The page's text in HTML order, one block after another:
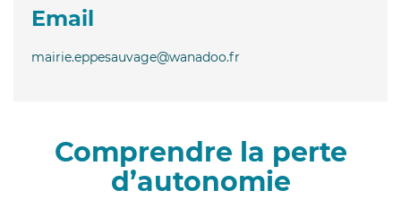
Email
mairie.eppesauvage@wanadoo.fr
Comprendre la perte
d’autonomie